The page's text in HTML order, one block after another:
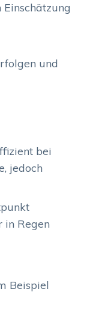
und
bei
jedoch
in Regen
Beispiel